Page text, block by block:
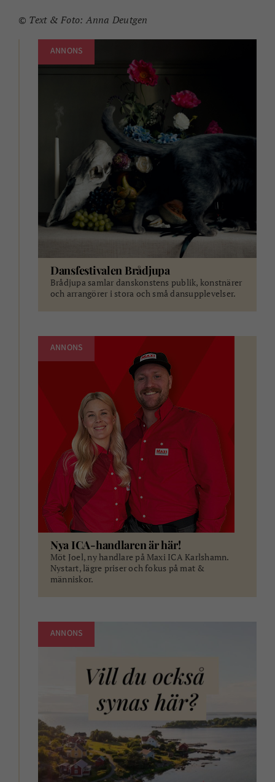
© Text & Foto: Anna Deutgen
ANNONS
Dansfestivalen Brådjupa
Brådjupa samlar danskonstens publik, konstnärer
och arrangörer i stora och små dansupplevelser.
ANNONS
Nya ICA-handlaren är här!
Möt Joel, ny handlare på Maxi ICA Karlshamn.
Nystart, lägre priser och fokus på mat &
människor.
ANNONS